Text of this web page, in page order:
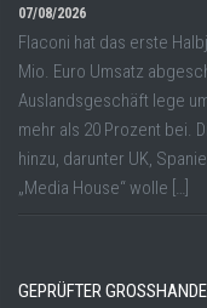
07/08/2026
Flaconi hat das erste
Mio. Euro Umsatz
Auslandsgeschäft lege
mehr als 20 Prozent bei.
hinzu, darunter UK,
„Media House“ wolle […]
GEPRÜFTER